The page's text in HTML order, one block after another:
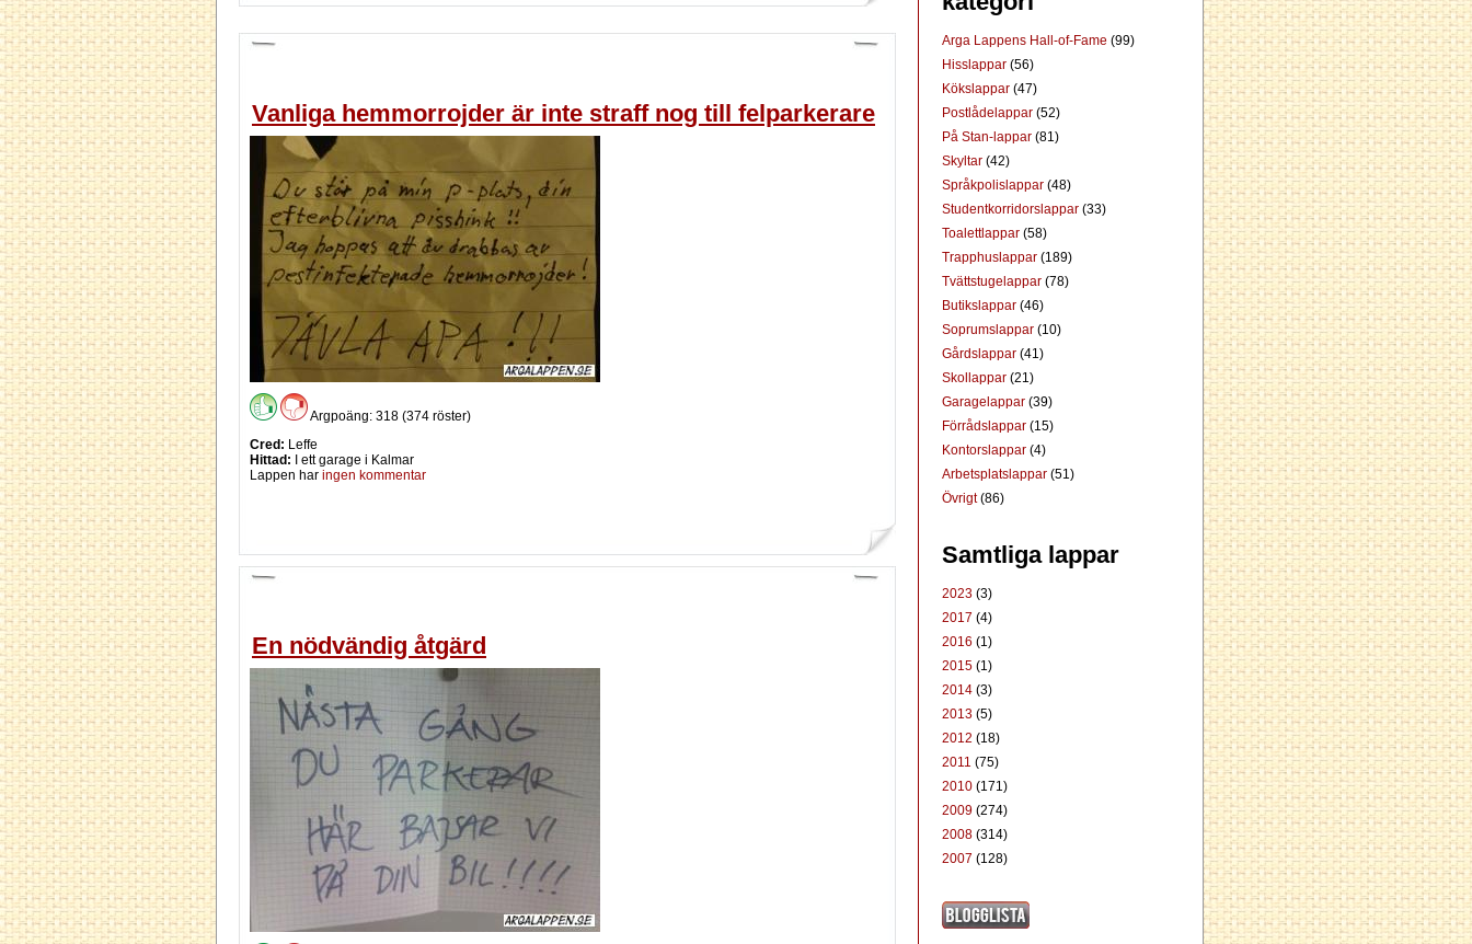
Vanliga hemmorrojder är inte straff nog till felparkerare
Argpoäng: 318 (374 röster)
Cred: Leffe
Hittad: I ett garage i Kalmar
Lappen har ingen kommentar
En nödvändig åtgärd
Arga Lappens Hall-of-Fame (99)
Hisslappar (56)
Kökslappar (47)
Postlådelappar (52)
På Stan-lappar (81)
Skyltar (42)
Språkpolislappar (48)
Studentkorridorslappar (33)
Toalettlappar (58)
Trapphuslappar (189)
Tvättstugelappar (78)
Butikslappar (46)
Soprumslappar (10)
Gårdslappar (41)
Skollappar (21)
Garagelappar (39)
Förrådslappar (15)
Kontorslappar (4)
Arbetsplatslappar (51)
Övrigt(86)
Samtliga lappar
2023 (3)
2017 (4)
2016 (1)
2015 (1)
2014 (3)
2013 (5)
2012 (18)
2011 (75)
2010 (171)
2009 (274)
2008 (314)
2007 (128)